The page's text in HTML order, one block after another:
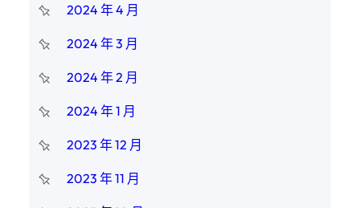
2024 年 4 月
2024 年 3 月
2024 年 2 月
2024 年 1 月
2023 年 12 月
2023 年 11 月